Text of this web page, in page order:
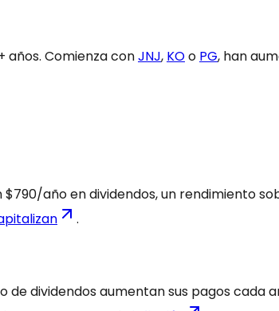
años. Comienza conJNJ, KOo PG, han
año en dividendos, un rendimiento
.
dividendos aumentan sus pagos cada